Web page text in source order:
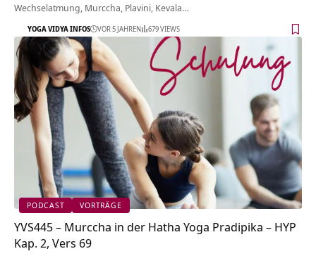
Wechselatmung, Murccha, Plavini, Kevala…
YOGA VIDYA INFOS VOR 5 JAHREN 679 VIEWS
PODCAST VORTRÄGE
YVS445 – Murccha in der Hatha Yoga Pradipika – HYP
Kap. 2, Vers 69